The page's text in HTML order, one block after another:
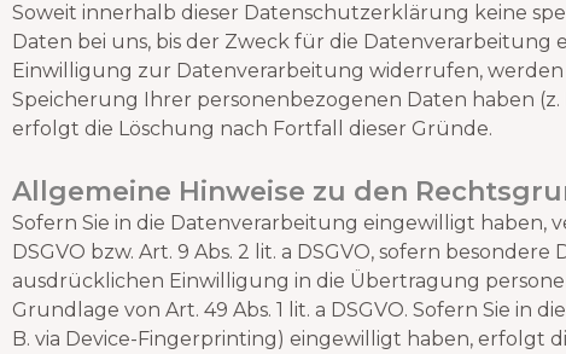
Soweit innerhalb dieser Datenschutzerklärung keine
Daten bei uns, bis der Zweck für die
Einwilligung zur Datenverarbeitung widerrufen,
Speicherung Ihrer personenbezogenen Daten haben
erfolgt die Löschung nach Fortfall dieser Gründe.
Allgemeine Hinweise zu den
Sofern Sie in die Datenverarbeitung eingewilligt haben,
DSGVO bzw. Art. 9 Abs. 2 lit. a DSGVO, sofern
ausdrücklichen Einwilligung in die Übertragung
Grundlage von Art. 49 Abs. 1 lit. a DSGVO. Sofern Sie
B. via Device-Fingerprinting) eingewilligt haben, erfolgt